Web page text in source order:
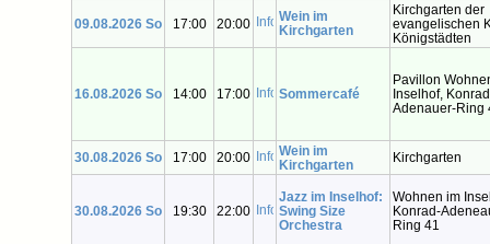
09.08.2026 So 17:00 20:00
Wein im
Kirchgarten
Kirchgarten der
evangelischen
Königstädten
16.08.2026 So 14:00 17:00 Sommercafé
Pavillon
Inselhof,
Adenauer-Ring
30.08.2026 So 17:00 20:00
Wein im
Kirchgarten
Kirchgarten
30.08.2026 So 19:30 22:00
Jazz im Inselhof:
Swing Size
Orchestra
Wohnen im
Konrad-
Ring 41